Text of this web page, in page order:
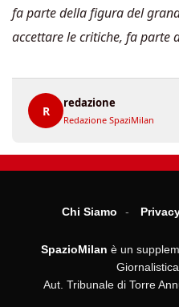
fa parte della figura del
accettare le critiche, fa parte
R
redazione
Redazione SpaziMilan
Chi Siamo
SpazioMilan è un
Aut. Tribunale di Torre